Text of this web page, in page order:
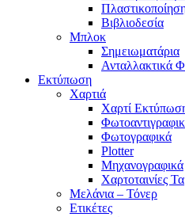
Βιβλιοδεσία
Μπλοκ
Σημειωματάρια
Ανταλλακτικά
Εκτύπωση
Χαρτιά
Χαρτί
Φωτογραφικά
Plotter
Μηχανογραφικά
Χαρτοταινίες
Μελάνια – Τόνερ
Ετικέτες